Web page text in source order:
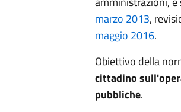
marzo 2013,
maggio 2016.
Obiettivo della
cittadino
pubbliche.